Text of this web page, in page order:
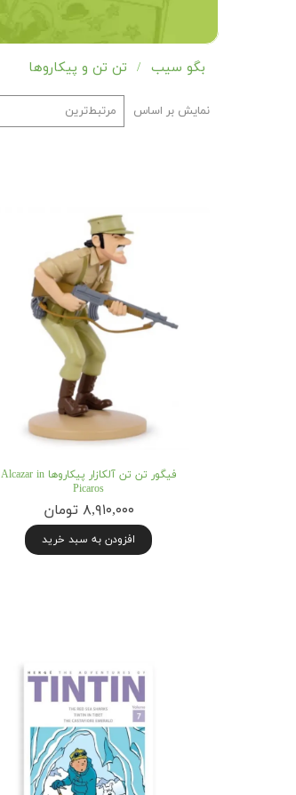
بگو سیب تن تن و پیکاروها
نمایش بر اساس مرتبط‌ترین
فیگور تن تن آلکازار پیکاروها Alcazar in
Picaros
۸,۹۱۰,۰۰۰ تومان
افزودن به سبد خرید